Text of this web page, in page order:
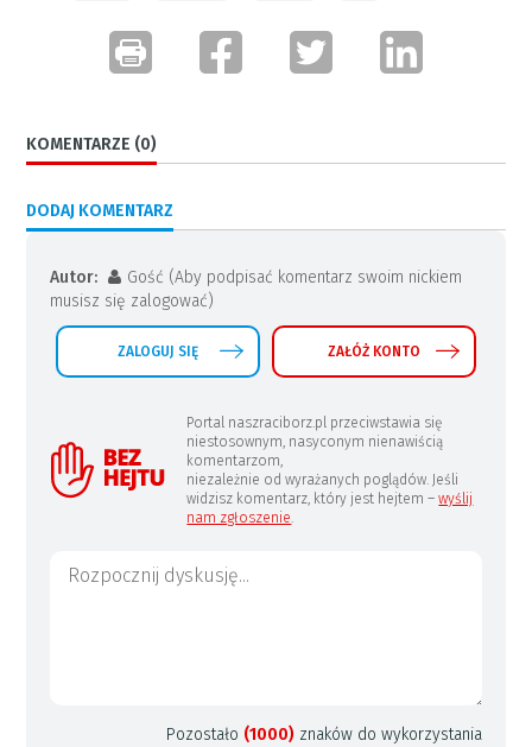
KOMENTARZE (0)
DODAJ KOMENTARZ
Autor:
Gość (Aby podpisać komentarz swoim nickiem
musisz się zalogować)
ZALOGUJ SIĘ ZAŁÓŻ KONTO
Portal naszraciborz.pl przeciwstawia się
niestosownym, nasyconym nienawiścią
komentarzom,
niezależnie od wyrażanych poglądów. Jeśli
widzisz komentarz, który jest hejtem –wyślij
nam zgłoszenie.
Pozostało (1000) znaków do wykorzystania